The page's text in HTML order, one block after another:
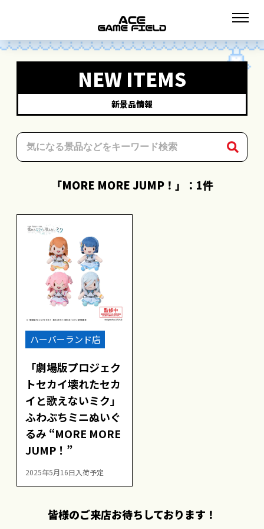
NEW ITEMS
新景品情報
「MORE MORE JUMP！」：1件
ハーバーランド店
「劇場版プロジェク
トセカイ壊れたセカ
イと歌えないミク」
ふわぷちミニぬいぐ
るみ “MORE MORE
JUMP！”
2025年5月16日入荷予定
皆様のご来店お待ちしております！